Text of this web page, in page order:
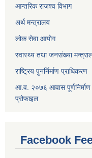
आन्तरिक राजश्व विभाग
अर्थ मन्त्रालय
लोक सेवा आयोग
स्वास्थ्य तथा जनसंख्या
राष्ट्रिय पुनर्निर्माण प्राधिकरण
आ.व. २०७६ आवास पूर्णनिर्माण
प्रोफाइल
Facebook